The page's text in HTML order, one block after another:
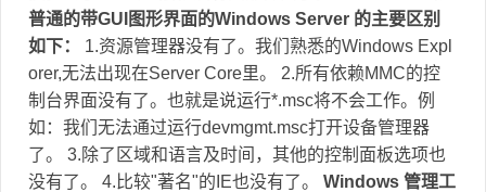
普通的带GUI图形界面的Windows Server 的主要区别
如下：
1.资源管理器没有了。我们熟悉的Windows Expl
orer,无法出现在Server Core里。 2.所有依赖MMC的控
制台界面没有了。也就是说运行*.msc将不会工作。例
如：我们无法通过运行devmgmt.msc打开设备管理器
了。 3.除了区域和语言及时间，其他的控制面板选项也
没有了。 4.比较"著名"的IE也没有了。 Windows 管理工